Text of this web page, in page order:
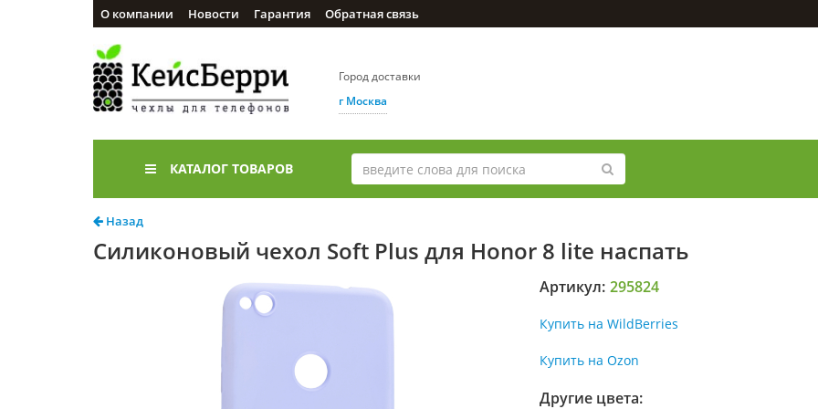
О компании Новости Гарантия Обратная связь
Город доставки
г Москва
КАТАЛОГ ТОВАРОВ
Назад
Силиконовый чехол Soft Plus для Honor 8 lite наспать
Артикул: 295824
Купить на WildBerries
Купить на Ozon
Другие цвета: